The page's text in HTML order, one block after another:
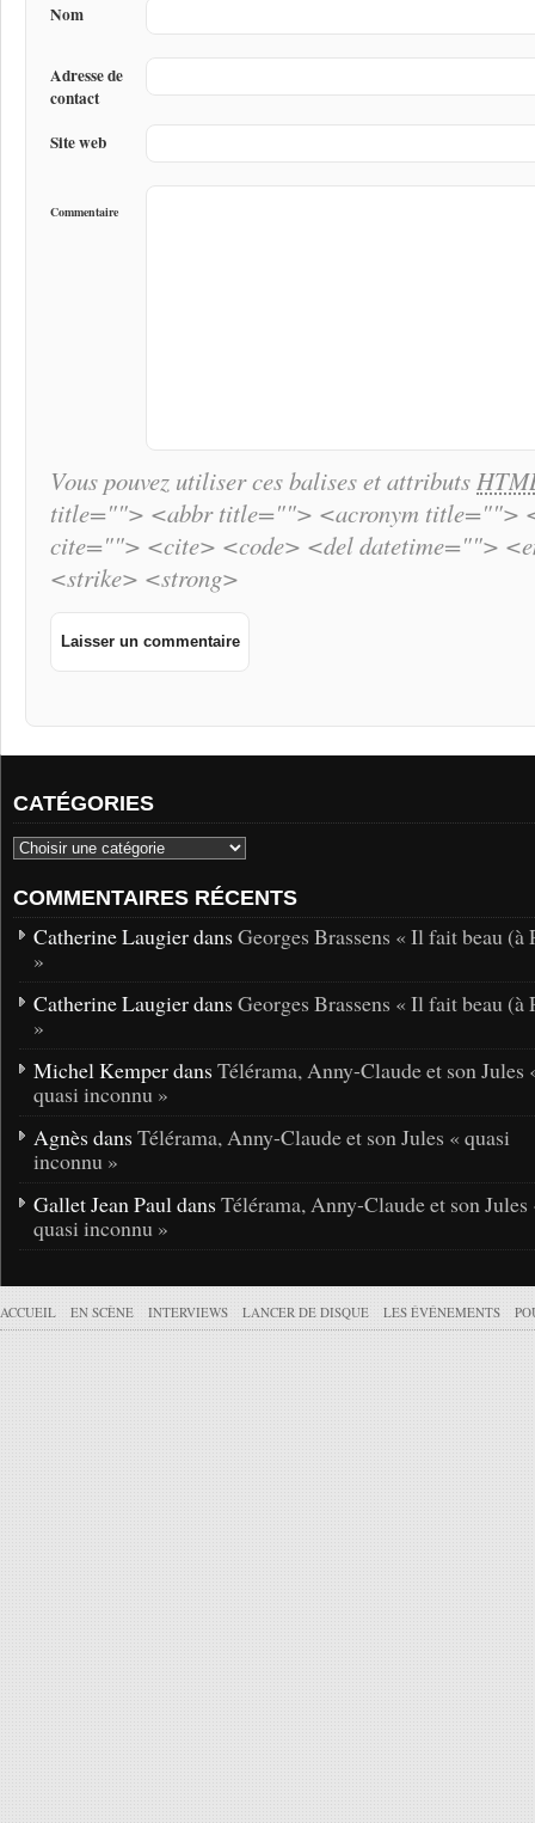
Nom
Adresse de
contact
Site web
Commentaire
Vous pouvez utiliser ces balises et attributs
title=""> <abbr title=""> <acronym title="">
cite=""> <cite> <code> <del datetime="">
<strike> <strong>
CATÉGORIES
COMMENTAIRES RÉCENTS
Catherine Laugier dans Georges Brassens « Il fait beau (à
»
Catherine Laugier dans Georges Brassens « Il fait beau (à
»
Michel Kemper dans Télérama, Anny-Claude et son Jules
quasi inconnu »
Agnès dans Télérama, Anny-Claude et son Jules « quasi
inconnu »
Gallet Jean Paul dans Télérama, Anny-Claude et son Jules
quasi inconnu »
ACCUEIL EN SCÈNE INTERVIEWS LANCER DE DISQUE LES ÉVÉNEMENTS